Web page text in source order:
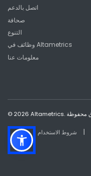
اتصل بالدعم
صحافة
التنوع
وظائف في Altametrics
معلومات عنا
شروط الاستخدام |